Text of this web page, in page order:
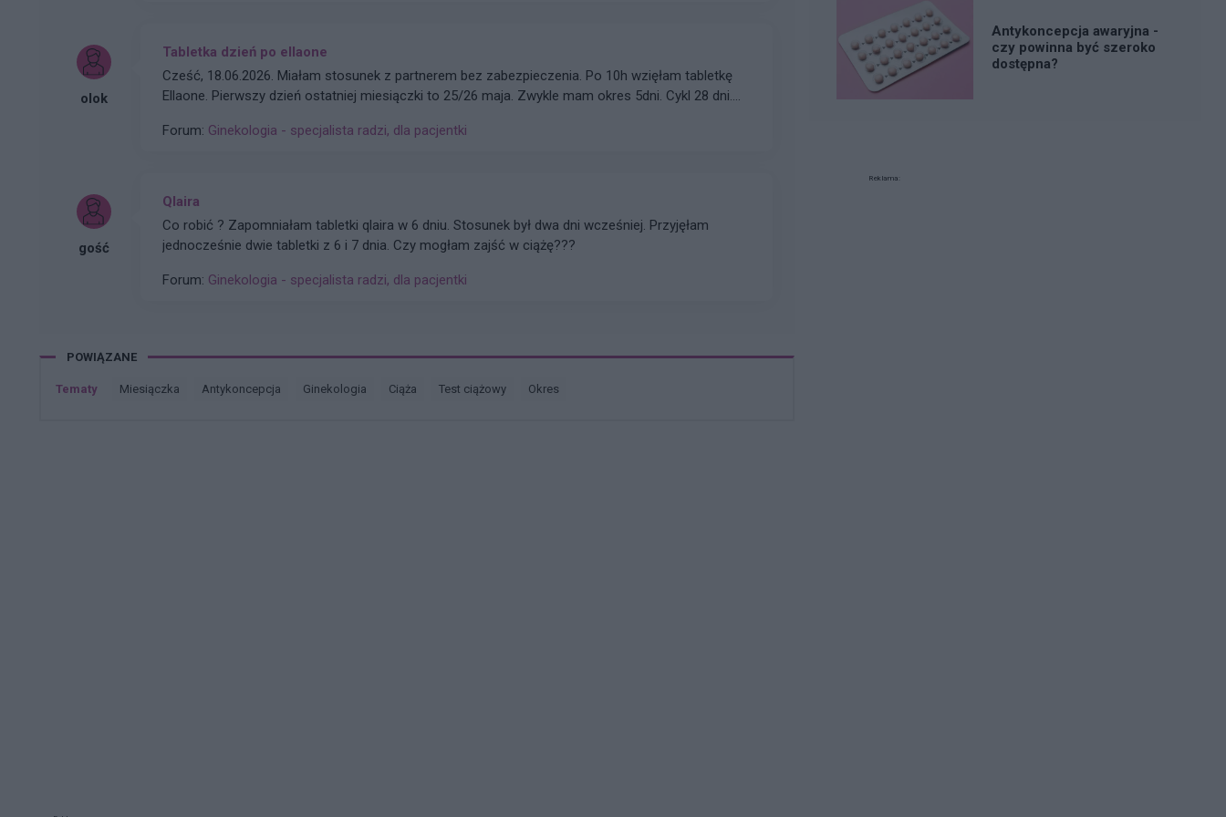
olok
Tabletka dzień po ellaone
Cześć, 18.06.2026. Miałam stosunek z partnerem bez zabezpieczenia. Po 10h wzięłam tabletkę
Ellaone. Pierwszy dzień ostatniej miesiączki to 25/26 maja. Zwykle mam okres 5dni. Cykl 28 dni.
spora szansa na ciążę, bardzo się stresuje
Forum: Ginekologia - specjalista radzi, dla pacjentki
gość
Qlaira
Co robić ? Zapomniałam tabletki qlaira w 6 dniu. Stosunek był dwa dni wcześniej. Przyjęłam
jednocześnie dwie tabletki z 6 i 7 dnia. Czy mogłam zajść w ciążę???
Forum: Ginekologia - specjalista radzi, dla pacjentki
POWIĄZANE
Tematy miesiączka antykoncepcja ginekologia ciąża test ciążowy okres
Antykoncepcja awaryjna -
czy powinna być szeroko
dostępna?
Reklama: